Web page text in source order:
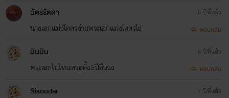
ฉัตรรัตดา
นางเอกแม่งโคตรง่ายพระเอกแม่งโคตรโง่
6 ปีที่แล้ว
ตอบกลับ
มินมิน
พระเอกไปไหนหรอตั้ง5ปีคืองง
6 ปีที่แล้ว
ตอบกลับ
Sisoudar 7 ปีที่แล้ว